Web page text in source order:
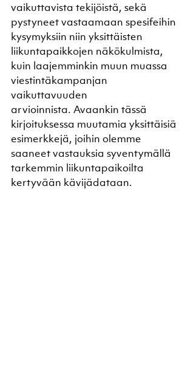
vaikuttavista tekijöistä, sekä
pystyneet vastaamaan spesifeihin
kysymyksiin niin yksittäisten
liikuntapaikkojen näkökulmista,
kuin laajemminkin muun muassa
viestintäkampanjan
vaikuttavuuden
arvioinnista. Avaankin tässä
kirjoituksessa muutamia yksittäisiä
esimerkkejä, joihin olemme
saaneet vastauksia syventymällä
tarkemmin liikuntapaikoilta
kertyvään kävijädataan.